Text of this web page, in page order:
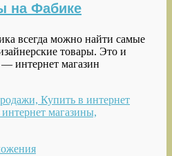
на Фабике
всегда можно найти самые
товары. Это и
интернет магазин